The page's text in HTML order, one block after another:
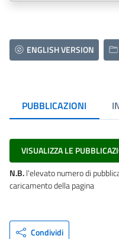
ENGLISH VERSION
PUBBLICAZIONI
VISUALIZZA LE
N.B.l'elevato numero di
caricamento della pagina
Condividi